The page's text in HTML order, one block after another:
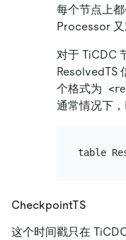
每个节点上
Processor 又
对于 TiCDC
ResolvedTS
个格式为
通常情况下
CheckpointTS
这个时间戳只在